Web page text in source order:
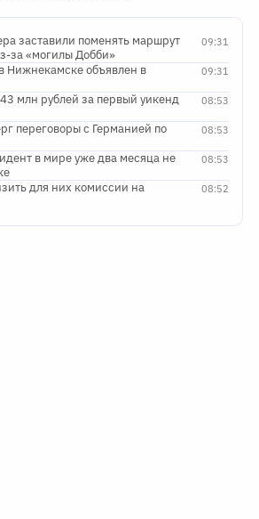
09:31
заставили поменять маршрут
за «могилы Добби»
09:31
Нижнекамске объявлен в
08:53
млн рублей за первый уикенд
08:53
переговоры с Германией по
08:53
в мире уже два месяца не
08:52
для них комиссии на